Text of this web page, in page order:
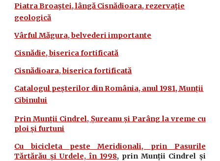
Piatra Broaştei, lângă Cisnădioara, rezervaţie
geologică
Vârful Măgura, belvederi importante
Cisnădie, biserica fortificată
Cisnădioara, biserica fortificată
Catalogul peșterilor din România, anul 1981, Munții
Cibinului
Prin Munții Cindrel, Șureanu și Parâng la vreme cu
ploi și furtuni
Cu bicicleta peste Meridionali, prin Pasurile
Tărtărău și Urdele, în 1998, prin Munții Cindrel și